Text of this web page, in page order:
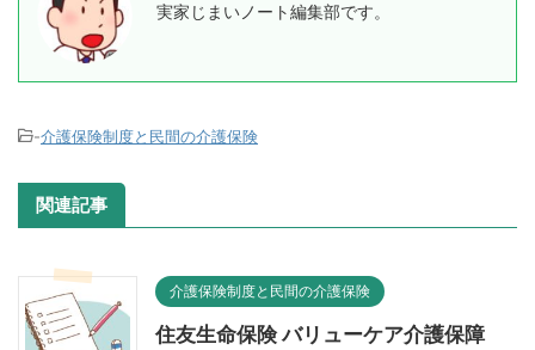
実家じまいノート編集部です。
-介護保険制度と民間の介護保険
関連記事
介護保険制度と民間の介護保険
住友生命保険 バリューケア介護保障